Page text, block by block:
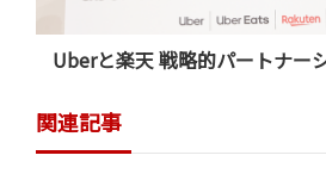
楽天生命も同様で、生命保険や医療
色々あります。そのすべての保険の
Uberと楽天 戦略的パートナー
関連記事